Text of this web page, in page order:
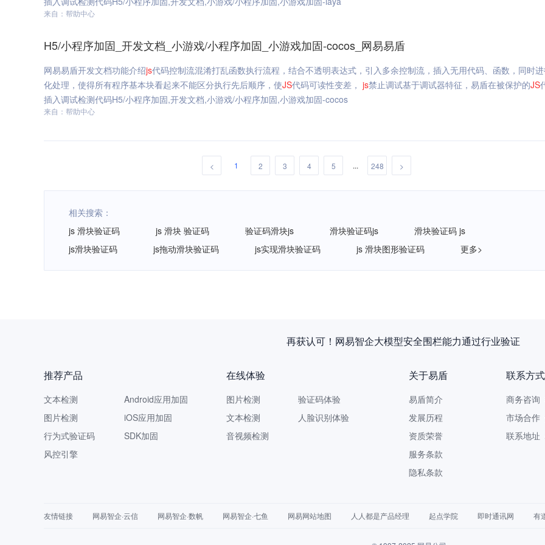
来自：帮助中心
H5/小程序加固_开发文档_小游戏/小程序加固_小游戏加固-cocos_网易易盾
网易易盾开发文档功能介绍js代码控制流混淆打乱函数执行流程，结合不透明表达式，引入多余控制流，插入无用代码、函数，同时
化处理，使得所有程序基本块看起来不能区分执行先后顺序，使JS代码可读性变差， js禁止调试基于调试器特征，易盾在被保护的JS
插入调试检测代码H5/小程序加固,开发文档,小游戏/小程序加固,小游戏加固-cocos
来自：帮助中心
< 1 2 3 4 5 ... 248 >
相关搜索：
js 滑块验证码
js 滑块 验证码 验证码滑块js 滑块验证码js
滑块验证码 js
js滑块验证码
js拖动滑块验证码 js实现滑块验证码 js 滑块图形验证码 更多>
网易智企重磅发布《AI安全白皮书》，让AI看得见、管得住、测得出、追
推荐产品
文本检测
图片检测
行为式验证码
风控引擎
Android应用加固
iOS应用加固
SDK加固
在线体验
图片检测
文本检测
音视频检测
验证码体验
人脸识别体验
关于易盾
易盾简介
发展历程
资质荣誉
服务条款
隐私条款
联系方式
商务咨询
市场合作
联系地址
友情链接 网易智企·云信 网易智企·数帆 网易智企·七鱼 网易网站地图 人人都是产品经理 起点学院 即时通讯网 有